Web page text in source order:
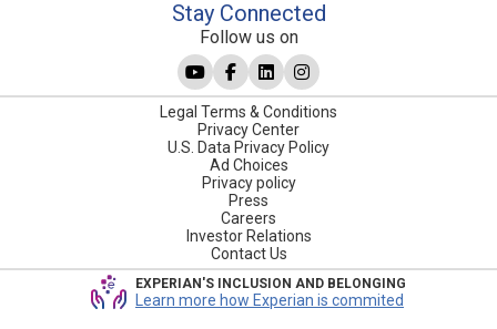
Stay Connected
Follow us on
Legal Terms & Conditions
Privacy Center
U.S. Data Privacy Policy
Ad Choices
Privacy policy
Press
Careers
Investor Relations
Contact Us
EXPERIAN'S INCLUSION AND BELONGING
Learn more how Experian is commited